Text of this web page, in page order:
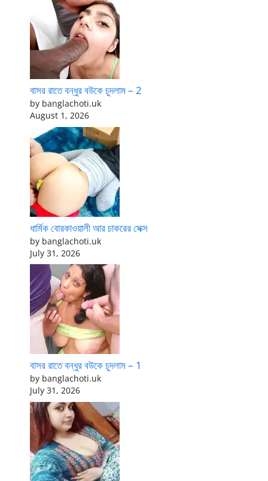
বাসর রাতে বন্ধুর বউকে চুদলাম – 2
by banglachoti.uk
August 1, 2026
ধার্মিক বোরকাওয়ালী আর চাকরের সেক্স
by banglachoti.uk
July 31, 2026
বাসর রাতে বন্ধুর বউকে চুদলাম – 1
by banglachoti.uk
July 31, 2026